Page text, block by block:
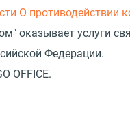
О противодействии
оказывает услуги
Федерации.
OFFICE.